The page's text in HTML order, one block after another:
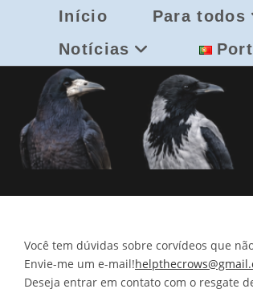
Início Para todos
Notícias
Você tem dúvidas sobre corvídeos que
Envie-me um e-mail!
Deseja entrar em contato com o resgate